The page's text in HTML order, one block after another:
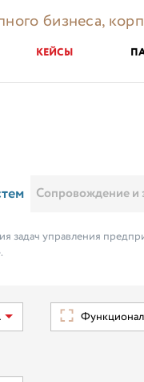
бизнеса,
КЕЙСЫ
Сопровождение и
задач управления